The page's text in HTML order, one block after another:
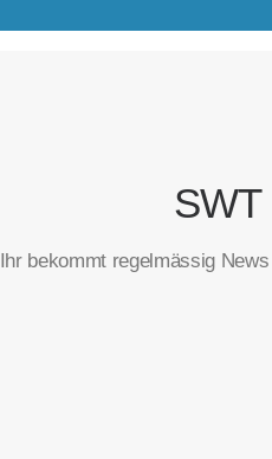
Ihr bekommt regelmässig